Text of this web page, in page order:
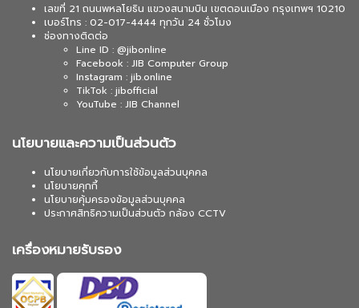
เลขที่ 21 ถนนพหลโยธิน แขวงสนามบิน เขตดอนเมือง กรุงเทพฯ 10210
เบอร์โทร : 02-017-4444 ทุกวัน 24 ชั่วโมง
ช่องทางติดต่อ
Line ID : @jibonline
Facebook : JIB Computer Group
Instagram : jib.online
TikTok : jibofficial
YouTube : JIB Channel
นโยบายและความเป็นส่วนตัว
นโยบายเกี่ยวกับการใช้ข้อมูลส่วนบุคคล
นโยบายคุกกี้
นโยบายคุ้มครองข้อมูลส่วนบุคคล
ประกาศสิทธิความเป็นส่วนตัว กล้อง CCTV
เครื่องหมายรับรอง